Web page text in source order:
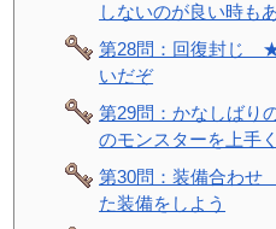
しないのが良い時も
第28問：回復封じ
いだぞ
第29問：かなしば
のモンスターを上手
第30問：装備合わ
た装備をしよう